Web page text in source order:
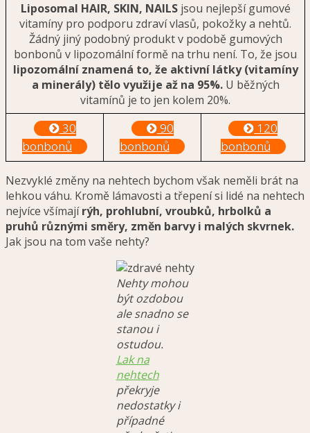
Liposomal HAIR, SKIN, NAILSjsou nejlepší gumové
vitamíny pro podporu zdraví vlasů, pokožky a nehtů.
Žádný jiný podobný produkt v podobě gumových
bonbonů v lipozomální formě na trhu není. To, že jsou
lipozomální znamená to, že aktivní látky (vitamíny
a minerály) tělo využije až na 95%.U běžných
vitamínů je to jen kolem 20%.
30
bonbonů
90
bonbonů
120
bonbonů
Nezvyklé změny na nehtech bychom však neměli brát na
lehkou váhu. Kromě lámavosti a třepení si lidé na nehtech
nejvíce všímajírýh, prohlubní, vroubků, hrbolků a
pruhů různými směry, změn barvy i malých skvrnek.
Jak jsou na tom vaše nehty?
Nehty mohou
být ozdobou
ale snadno se
stanou i
ostudou.
Lak na
nehtech
překryje
nedostatky i
případné